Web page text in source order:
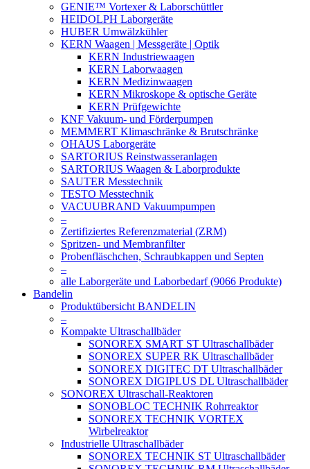
GENIE™ Vortexer & Laborschüttler
HEIDOLPH Laborgeräte
HUBER Umwälzkühler
KERN Waagen | Messgeräte | Optik
KERN Industriewaagen
KERN Laborwaagen
KERN Medizinwaagen
KERN Mikroskope & optische Geräte
KERN Prüfgewichte
KNF Vakuum- und Förderpumpen
MEMMERT Klimaschränke & Brutschränke
OHAUS Laborgeräte
SARTORIUS Reinstwasseranlagen
SARTORIUS Waagen & Laborprodukte
SAUTER Messtechnik
TESTO Messtechnik
VACUUBRAND Vakuumpumpen
–
Zertifiziertes Referenzmaterial (ZRM)
Spritzen- und Membranfilter
Probenfläschchen, Schraubkappen und Septen
–
alle Laborgeräte und Laborbedarf (9066 Produkte)
Bandelin
Produktübersicht BANDELIN
–
Kompakte Ultraschallbäder
SONOREX SMART ST Ultraschallbäder
SONOREX SUPER RK Ultraschallbäder
SONOREX DIGITEC DT Ultraschallbäder
SONOREX DIGIPLUS DL Ultraschallbäder
SONOREX Ultraschall-Reaktoren
SONOBLOC TECHNIK Rohrreaktor
SONOREX TECHNIK VORTEX
Wirbelreaktor
Industrielle Ultraschallbäder
SONOREX TECHNIK ST Ultraschallbäder